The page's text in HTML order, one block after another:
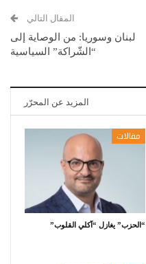
المقال التالي
لبنان وسوريا: من الوصاية إلى
“الشّراكة” السياسية
المزيد عن المحرّر
مقالات
“الحزب” يغازل “آكلي القلوب”